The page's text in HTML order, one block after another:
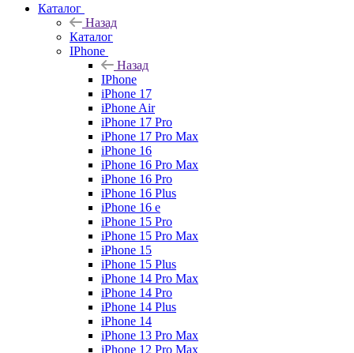
Каталог
Назад
Каталог
IPhone
Назад
IPhone
iPhone 17
iPhone Air
iPhone 17 Pro
iPhone 17 Pro Max
iPhone 16
iPhone 16 Pro Max
iPhone 16 Pro
iPhone 16 Plus
iPhone 16 e
iPhone 15 Pro
iPhone 15 Pro Max
iPhone 15
iPhone 15 Plus
iPhone 14 Pro Max
iPhone 14 Pro
iPhone 14 Plus
iPhone 14
iPhone 13 Pro Max
iPhone 12 Pro Max